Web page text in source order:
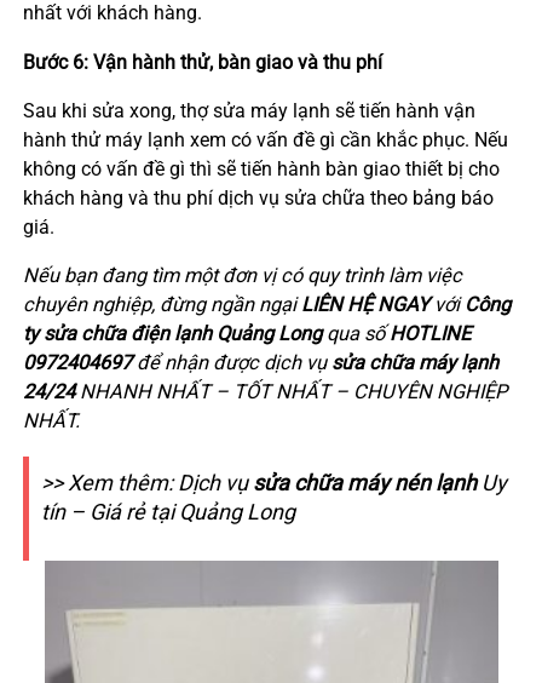
nhất với khách hàng.
Bước 6: Vận hành thử, bàn giao và thu phí
Sau khi sửa xong, thợ sửa máy lạnh sẽ tiến hành vận
hành thử máy lạnh xem có vấn đề gì cần khắc phục. Nếu
không có vấn đề gì thì sẽ tiến hành bàn giao thiết bị cho
khách hàng và thu phí dịch vụ sửa chữa theo bảng báo
giá.
Nếu bạn đang tìm một đơn vị có quy trình làm việc
chuyên nghiệp, đừng ngần ngạiLIÊN HỆ NGAYvới Công
ty sửa chữa điện lạnh Quảng Longqua sốHOTLINE
0972404697để nhận được dịch vụsửa chữa máy lạnh
24/24NHANH NHẤT – TỐT NHẤT – CHUYÊN NGHIỆP
NHẤT.
>> Xem thêm: Dịch vụsửa chữa máy nén lạnhUy
tín – Giá rẻ tại Quảng Long